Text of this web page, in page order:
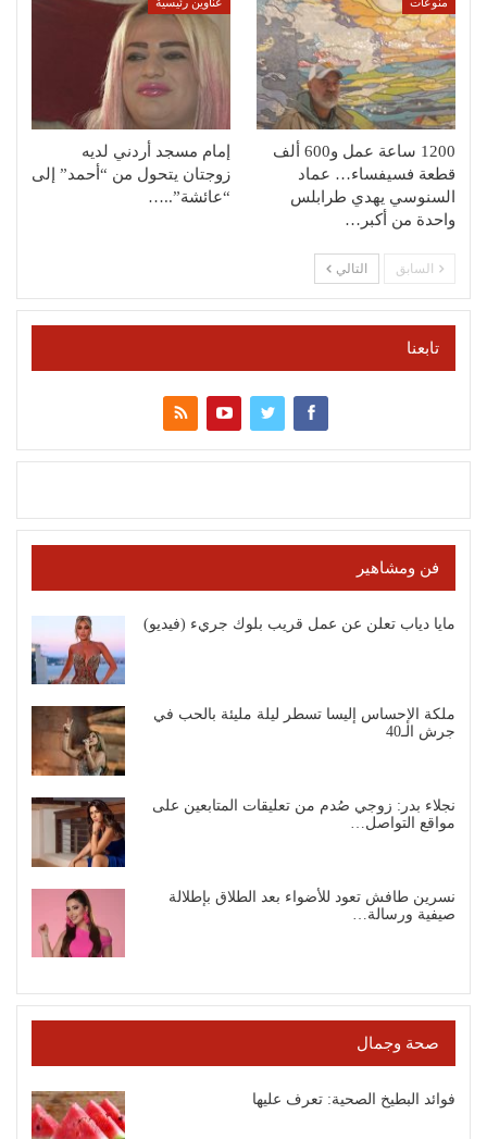
1200 ساعة عمل و600 ألف
قطعة فسيفساء… عماد
السنوسي يهدي طرابلس
واحدة من أكبر…
إمام مسجد أردني لديه
زوجتان يتحول من “أحمد” إلى
“عائشة”..…
السابق التالي
تابعنا
فن ومشاهير
مايا دياب تعلن عن عمل قريب بلوك جريء (فيديو)
ملكة الإحساس إليسا تسطر ليلة مليئة بالحب في
جرش الـ40
نجلاء بدر: زوجي صُدم من تعليقات المتابعين على
مواقع التواصل…
نسرين طافش تعود للأضواء بعد الطلاق بإطلالة
صيفية ورسالة…
صحة وجمال
فوائد البطيخ الصحية: تعرف عليها